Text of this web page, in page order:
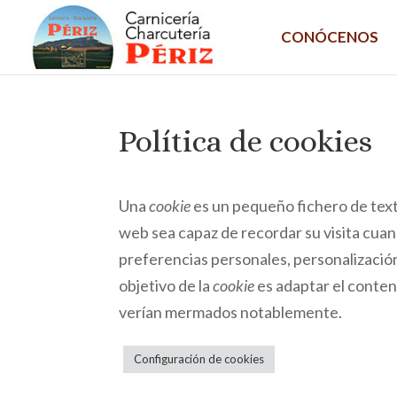
CONÓCENOS
Política de cookies
Unacookiees un pequeño fichero de
web sea capaz de recordar su visita
preferencias personales,
objetivo de lacookiees adaptar el
verían mermados notablemente.
Configuración de cookies